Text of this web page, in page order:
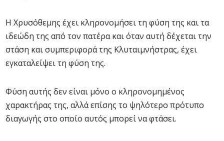
Η Χρυσόθεμης έχει κληρονομήσει τη φύση της και τα
ιδεώδη της από τον πατέρα και όταν αυτή δέχεται την
στάση και συμπεριφορά της Κλυταιμνήστρας, έχει
εγκαταλείψει τη φύση της.
Φύση αυτής δεν είναι μόνο ο κληρονομημένος
χαρακτήρας της, αλλά επίσης το ψηλότερο πρότυπο
διαγωγής στο οποίο αυτός μπορεί να φτάσει.